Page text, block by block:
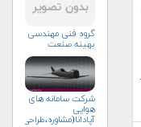
گروه فنی مهندسی
بهینه صنعت
شرکت سامانه های
هوایی